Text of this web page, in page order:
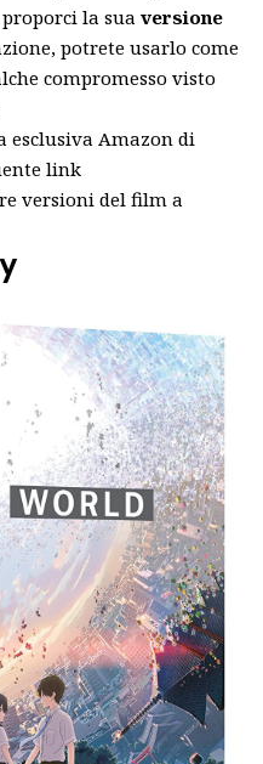
la sua versione
potrete usarlo come
compromesso visto
esclusiva Amazon di
link
versioni del film a